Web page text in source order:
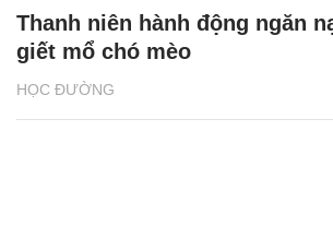
HỌC ĐƯỜNG
Thanh niên hành động ngăn
giết mổ chó mèo